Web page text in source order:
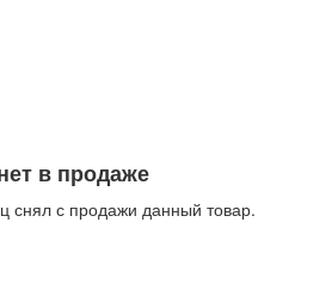
в продаже
снял с продажи данный товар.